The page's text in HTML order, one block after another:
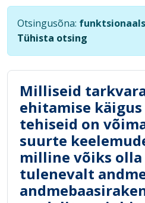
Otsingusõna:
Tühista otsing
Milliseid
ehitamise
tehiseid on
suurte
milline võiks
tulenevalt